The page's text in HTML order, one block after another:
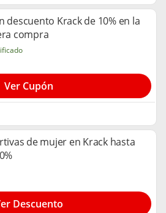
descuento Krack de 10% en la
compra
Ver Cupón
de mujer en Krack hasta
Descuento